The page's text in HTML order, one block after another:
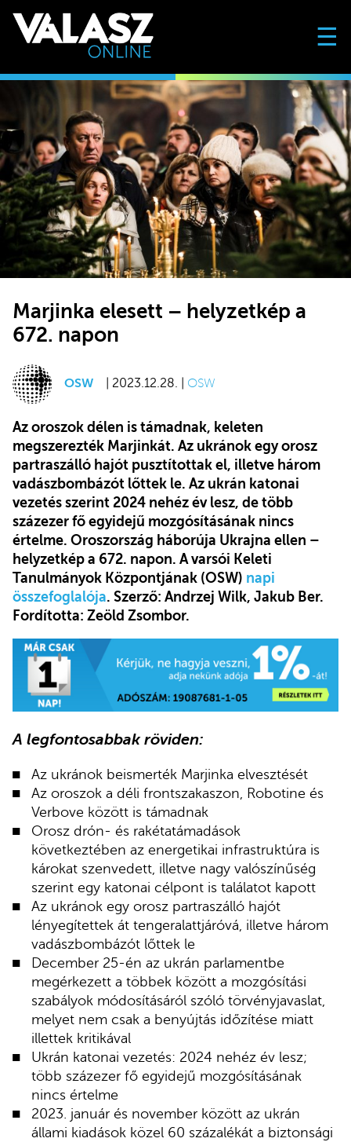
☰
Marjinka elesett – helyzetkép a
672. napon
OSW | 2023.12.28. | OSW
Az oroszok délen is támadnak, keleten
megszerezték Marjinkát. Az ukránok egy orosz
partraszálló hajót pusztítottak el, illetve három
vadászbombázót lőttek le. Az ukrán katonai
vezetés szerint 2024 nehéz év lesz, de több
százezer fő egyidejű mozgósításának nincs
értelme. Oroszország háborúja Ukrajna ellen –
helyzetkép a 672. napon. A varsói Keleti
Tanulmányok Központjának (OSW) napi
összefoglalója. Szerző: Andrzej Wilk, Jakub Ber.
Fordította: Zeöld Zsombor.
A legfontosabbak röviden:
Az ukránok beismerték Marjinka elvesztését
Az oroszok a déli frontszakaszon, Robotine és
Verbove között is támadnak
Orosz drón- és rakétatámadások
következtében az energetikai infrastruktúra is
károkat szenvedett, illetve nagy valószínűség
szerint egy katonai célpont is találatot kapott
Az ukránok egy orosz partraszálló hajót
lényegítettek át tengeralattjáróvá, illetve három
vadászbombázót lőttek le
December 25-én az ukrán parlamentbe
megérkezett a többek között a mozgósítási
szabályok módosításáról szóló törvényjavaslat,
melyet nem csak a benyújtás időzítése miatt
illettek kritikával
Ukrán katonai vezetés: 2024 nehéz év lesz;
több százezer fő egyidejű mozgósításának
nincs értelme
2023. január és november között az ukrán
állami kiadások közel 60 százalékát a biztonsági